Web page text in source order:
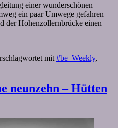
einer wunderschönen
ein paar Umwege gefahren
der Hohenzollernbrücke einen
mit #be_Weekly,
neunzehn – Hütten